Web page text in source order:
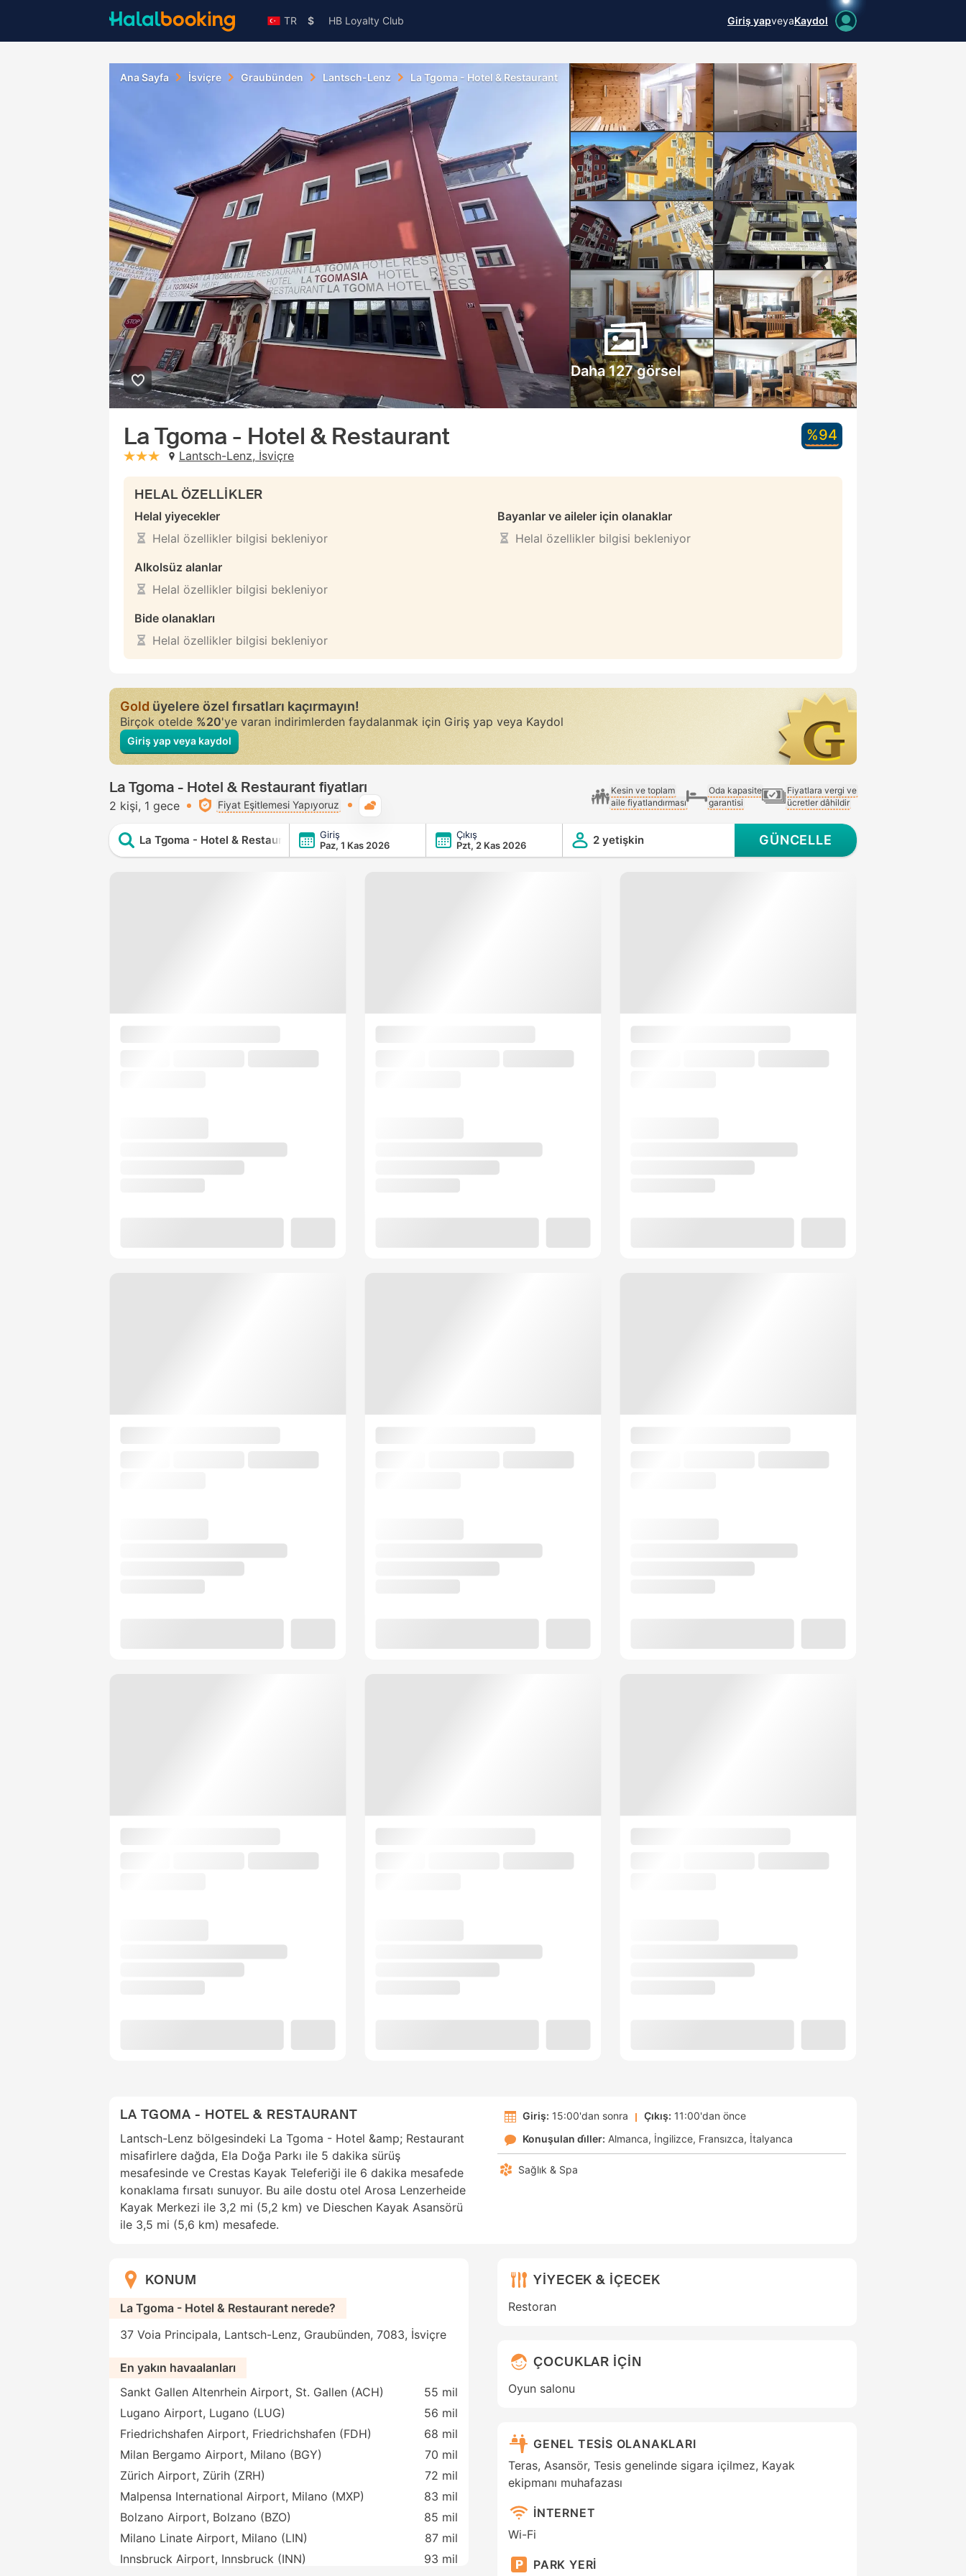
TR $ HB Loyalty Club Giriş yapveyaKaydol
Ana Sayfa İsviçre Graubünden Lantsch-Lenz La Tgoma - Hotel & Restaurant
Daha 127 görsel
La Tgoma - Hotel & Restaurant
stars: 3Lantsch-Lenz, İsviçre
%94
HELAL ÖZELLİKLER
Helal yiyecekler
Helal özellikler bilgisi bekleniyor
Alkolsüz alanlar
Helal özellikler bilgisi bekleniyor
Bide olanakları
Helal özellikler bilgisi bekleniyor
Bayanlar ve aileler için olanaklar
Helal özellikler bilgisi bekleniyor
Goldüyelere özel fırsatları kaçırmayın!
Birçok otelde%20'ye varan indirimlerden faydalanmak için Giriş yap veya Kaydol
Giriş yap veya kaydol
La Tgoma - Hotel & Restaurant fiyatları
2 kişi 1 gece Fiyat Eşitlemesi Yapıyoruz
Kesin ve toplam
aile fiyatlandırması
Oda kapasite
garantisi
Fiyatlara vergi ve
ücretler dâhildir
La Tgoma - Hotel & Restaurant
Giriş
Paz, 1 Kas 2026
Çıkış
Pzt, 2 Kas 2026
2 yetişkin GÜNCELLE
LA TGOMA - HOTEL & RESTAURANT
Lantsch-Lenz bölgesindeki La Tgoma - Hotel &amp; Restaurant
misafirlere dağda, Ela Doğa Parkı ile 5 dakika sürüş
mesafesinde ve Crestas Kayak Teleferiği ile 6 dakika mesafede
konaklama fırsatı sunuyor. Bu aile dostu otel Arosa Lenzerheide
Kayak Merkezi ile 3,2 mi (5,2 km) ve Dieschen Kayak Asansörü
ile 3,5 mi (5,6 km) mesafede.
Giriş: 15:00'dan sonra Çıkış: 11:00'dan önce
Konuşulan di̇ller: Almanca İngilizce Fransızca İtalyanca
Sağlık & Spa
KONUM
La Tgoma - Hotel & Restaurant nerede?
37 Voia Principala, Lantsch-Lenz, Graubünden, 7083, İsviçre
En yakın havaalanları
Sankt Gallen Altenrhein Airport, St. Gallen (ACH)
55 mil
Lugano Airport, Lugano (LUG)
56 mil
Friedrichshafen Airport, Friedrichshafen (FDH)
68 mil
Milan Bergamo Airport, Milano (BGY)
70 mil
Zürich Airport, Zürih (ZRH)
72 mil
Malpensa International Airport, Milano (MXP)
83 mil
Bolzano Airport, Bolzano (BZO)
85 mil
Milano Linate Airport, Milano (LIN)
87 mil
Innsbruck Airport, Innsbruck (INN)
93 mil
YİYECEK & İÇECEK
Restoran
ÇOCUKLAR İÇİN
Oyun salonu
GENEL TESİS OLANAKLARI
Teras, Asansör, Tesis genelinde sigara içilmez, Kayak
ekipmanı muhafazası
İNTERNET
Wi-Fi
PARK YERİ